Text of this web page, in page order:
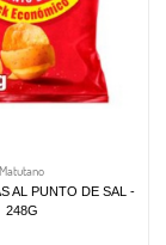
Matutano
AL PUNTO DE SAL -
248G